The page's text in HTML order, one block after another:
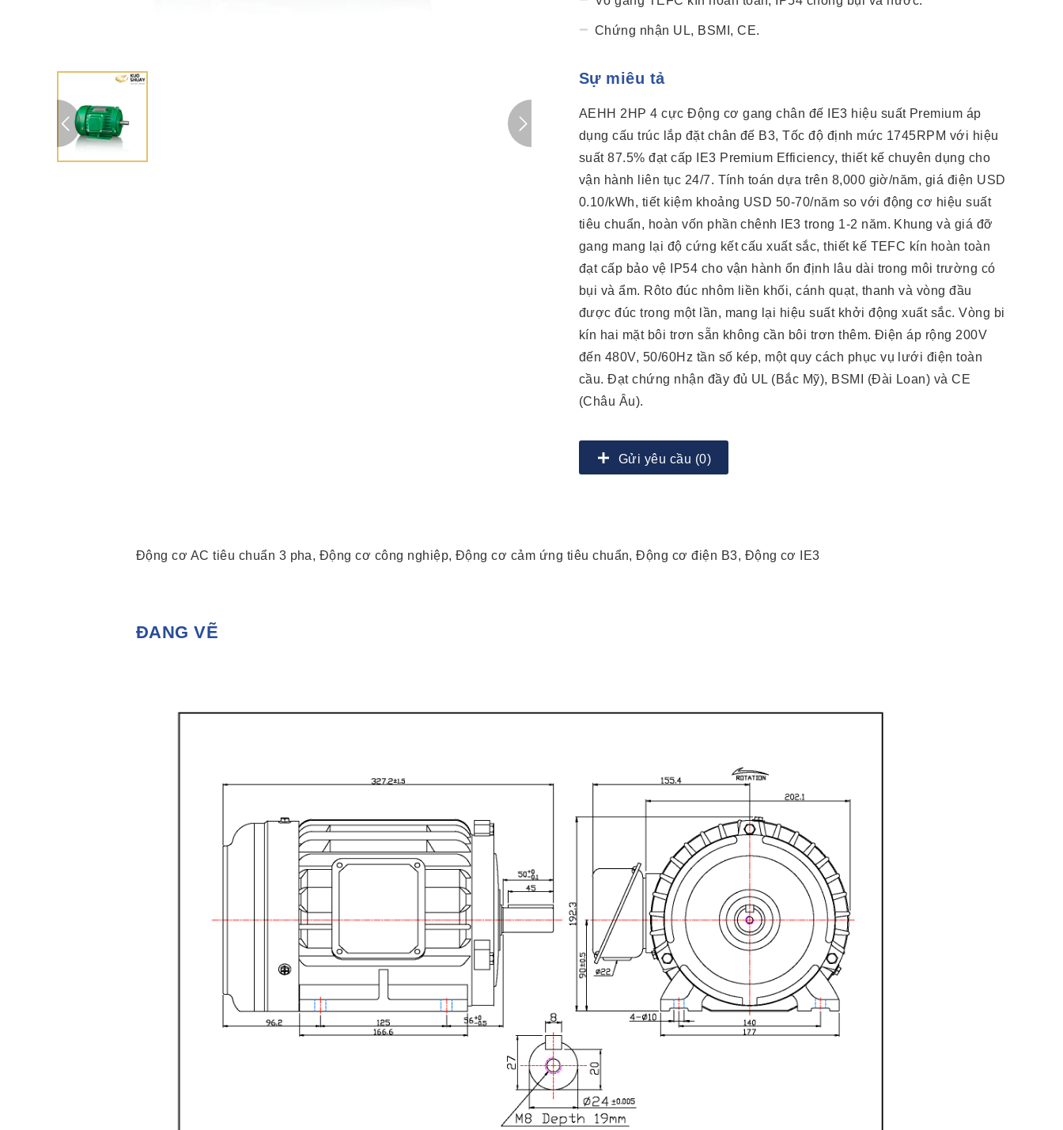
Chứng nhận UL, BSMI, CE.
Sự miêu tả
AEHH 2HP 4 cực Động cơ gang chân đế IE3 hiệu suất Premium áp
dụng cấu trúc lắp đặt chân đế B3, Tốc độ định mức 1745RPM với hiệu
suất 87.5% đạt cấp IE3 Premium Efficiency, thiết kế chuyên dụng cho
vận hành liên tục 24/7. Tính toán dựa trên 8,000 giờ/năm, giá điện USD
0.10/kWh, tiết kiệm khoảng USD 50-70/năm so với động cơ hiệu suất
tiêu chuẩn, hoàn vốn phần chênh IE3 trong 1-2 năm. Khung và giá đỡ
gang mang lại độ cứng kết cấu xuất sắc, thiết kế TEFC kín hoàn toàn
đạt cấp bảo vệ IP54 cho vận hành ổn định lâu dài trong môi trường có
bụi và ẩm. Rôto đúc nhôm liền khối, cánh quạt, thanh và vòng đầu
được đúc trong một lần, mang lại hiệu suất khởi động xuất sắc. Vòng bi
kín hai mặt bôi trơn sẵn không cần bôi trơn thêm. Điện áp rộng 200V
đến 480V, 50/60Hz tần số kép, một quy cách phục vụ lưới điện toàn
cầu. Đạt chứng nhận đầy đủ UL (Bắc Mỹ), BSMI (Đài Loan) và CE
(Châu Âu).
Gửi yêu cầu (0)
Động cơ AC tiêu chuẩn 3 pha, Động cơ công nghiệp, Động cơ cảm ứng tiêu chuẩn, Động cơ điện B3, Động cơ IE3
ĐANG VẼ